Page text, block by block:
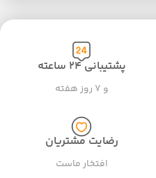
پشتیبانی ۲۴ ساعته
و ۷ روز هفته
رضایت مشتریان
افتخار ماست